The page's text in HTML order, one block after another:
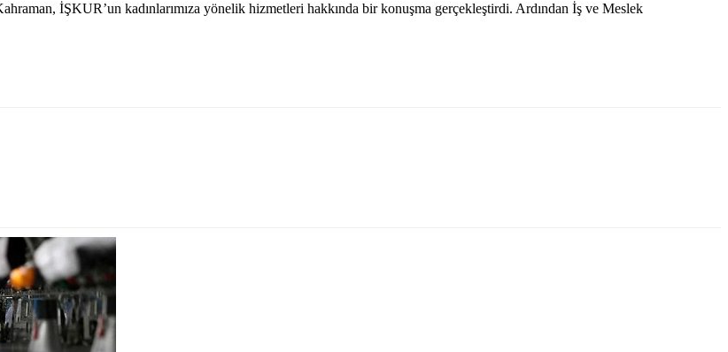
İŞKUR’un kadınlarımıza yönelik hizmetleri hakkında bir konuşma gerçekleştirdi. Ardından İş ve Meslek